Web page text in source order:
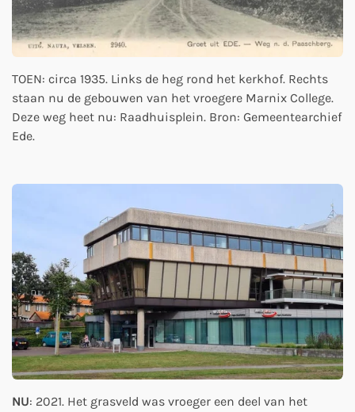
TOEN: circa 1935. Links de heg rond het kerkhof. Rechts
staan nu de gebouwen van het vroegere Marnix College.
Deze weg heet nu: Raadhuisplein. Bron: Gemeentearchief
Ede.
NU: 2021. Het grasveld was vroeger een deel van het